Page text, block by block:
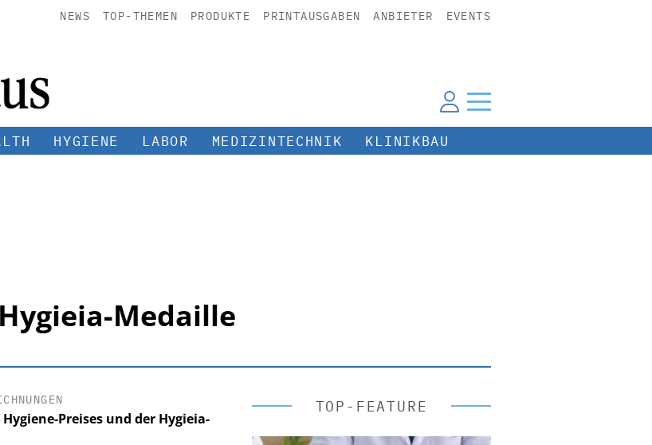
NEWS TOP-THEMEN PRODUKTE PRINTAUSGABEN ANBIETER EVENTS
HYGIENE LABOR MEDIZINTECHNIK KLINIKBAU
Hygieia-Medaille
Preises und der Hygieia-
TOP-FEATURE